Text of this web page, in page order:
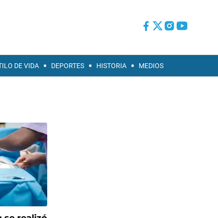
DE VIDA DEPORTES HISTORIA MEDIOS